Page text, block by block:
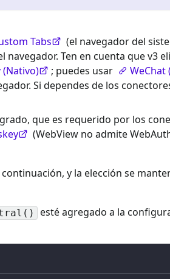
Tabs
(el navegador del
Ten en cuenta que v3
(Nativo) ; puedes usar
WeChat
Si dependes de los
que es requerido por los
(WebView no admite
y la elección se
esté agregado a la